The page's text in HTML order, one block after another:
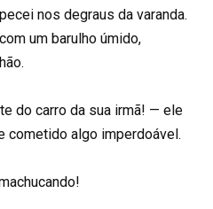
nos degraus da varanda.
um barulho úmido,
do carro da sua irmã! — ele
cometido algo imperdoável.